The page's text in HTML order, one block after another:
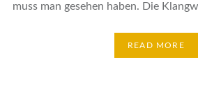
muss man gesehen haben. Die
READ MORE